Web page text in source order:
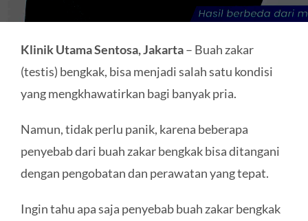
Klinik Utama Sentosa, Jakarta– Buah zakar
(testis) bengkak, bisa menjadi salah satu kondisi
yang mengkhawatirkan bagi banyak pria.
Namun, tidak perlu panik, karena beberapa
penyebab dari buah zakar bengkak bisa ditangani
dengan pengobatan dan perawatan yang tepat.
Ingin tahu apa saja penyebab buah zakar bengkak